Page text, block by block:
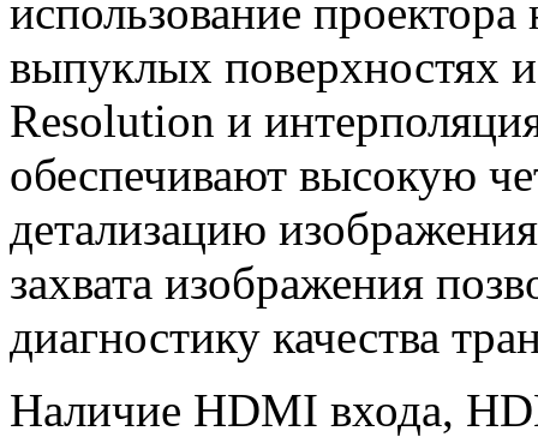
использование
выпуклых поверхностях
Resolution и
обеспечивают высокую
детализацию
захвата изображения
диагностику качества
Наличие HDMI входа,